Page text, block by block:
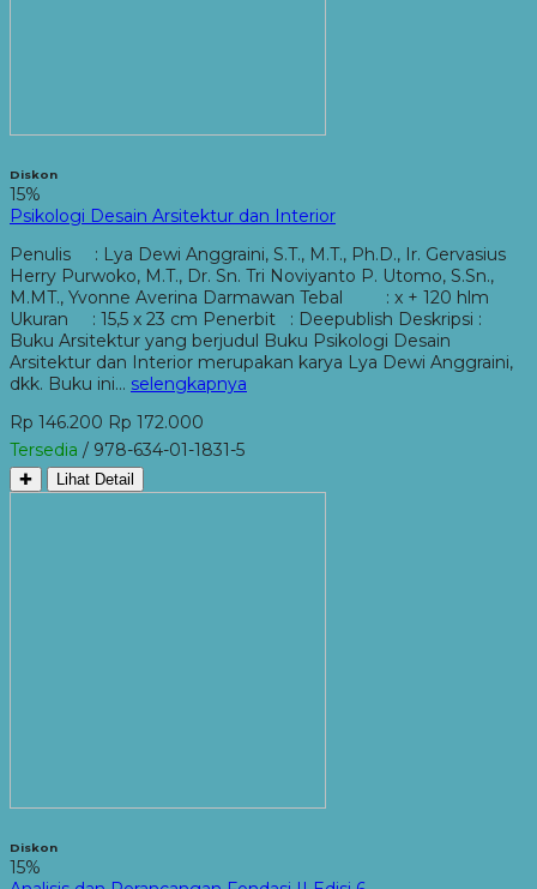
Diskon
15%
Psikologi Desain Arsitektur dan Interior
Penulis : Lya Dewi Anggraini, S.T., M.T., Ph.D., Ir. Gervasius
Herry Purwoko, M.T., Dr. Sn. Tri Noviyanto P. Utomo, S.Sn.,
M.MT., Yvonne Averina Darmawan Tebal : x + 120 hlm
Ukuran : 15,5 x 23 cm Penerbit : Deepublish Deskripsi :
Buku Arsitektur yang berjudul Buku Psikologi Desain
Arsitektur dan Interior merupakan karya Lya Dewi Anggraini,
dkk. Buku ini… selengkapnya
Rp 146.200 Rp 172.000
Tersedia / 978-634-01-1831-5
✚ Lihat Detail
Diskon
15%